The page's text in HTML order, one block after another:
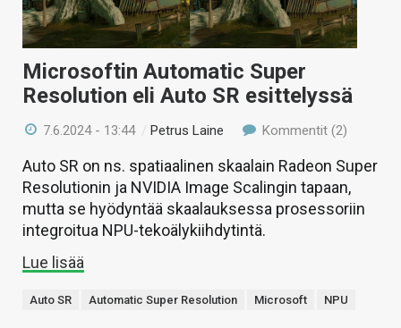
HAKU
Microsoftin Automatic Super
Resolution eli Auto SR esittelyssä
7.6.2024 - 13:44 /Petrus Laine Kommentit (2)
Auto SR on ns. spatiaalinen skaalain Radeon Super
Resolutionin ja NVIDIA Image Scalingin tapaan,
mutta se hyödyntää skaalauksessa prosessoriin
integroitua NPU-tekoälykiihdytintä.
Lue lisää
Auto SR Automatic Super Resolution Microsoft NPU